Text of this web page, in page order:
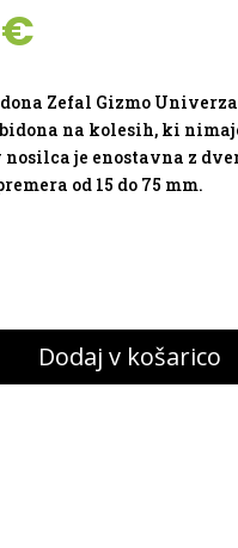
€Trenutna
je:
5,59 €.
Zefal Gizmo
na kolesih, ki
je enostavna z
od 15 do 75 mm.
Dodaj v košarico